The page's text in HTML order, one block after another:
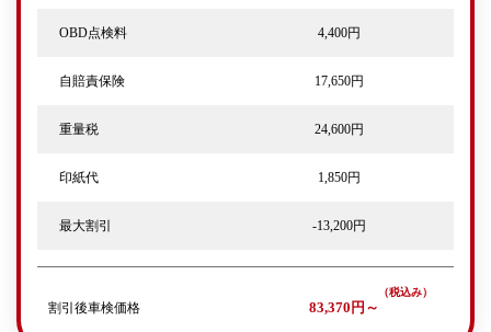
OBD点検料 4,400円
自賠責保険 17,650円
重量税 24,600円
印紙代 1,850円
最大割引 -13,200円
割引後車検価格 83,370円～